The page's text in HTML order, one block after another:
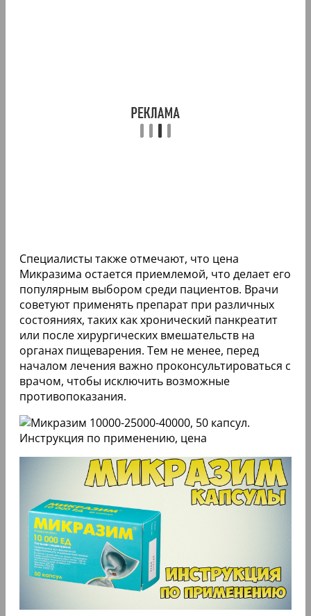
Специалисты также отмечают, что цена
Микразима остается приемлемой, что делает его
популярным выбором среди пациентов. Врачи
советуют применять препарат при различных
состояниях, таких как хронический панкреатит
или после хирургических вмешательств на
органах пищеварения. Тем не менее, перед
началом лечения важно проконсультироваться с
врачом, чтобы исключить возможные
противопоказания.